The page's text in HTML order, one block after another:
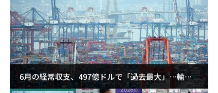
6月の経常収支、497億ドルで「過去最大」…輸出